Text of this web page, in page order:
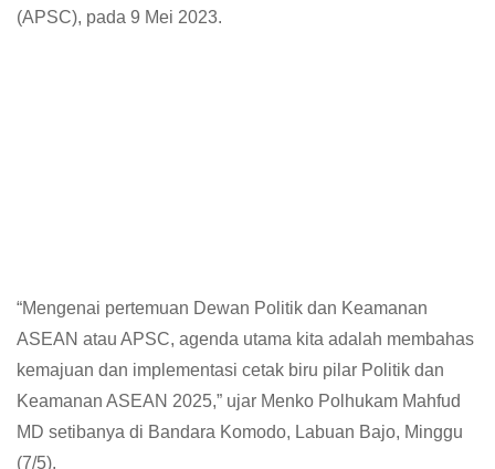
(APSC), pada 9 Mei 2023.
“Mengenai pertemuan Dewan Politik dan Keamanan
ASEAN atau APSC, agenda utama kita adalah membahas
kemajuan dan implementasi cetak biru pilar Politik dan
Keamanan ASEAN 2025,” ujar Menko Polhukam Mahfud
MD setibanya di Bandara Komodo, Labuan Bajo, Minggu
(7/5).